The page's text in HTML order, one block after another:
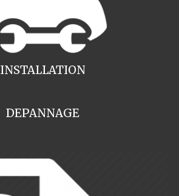
INSTALLATION
DEPANNAGE